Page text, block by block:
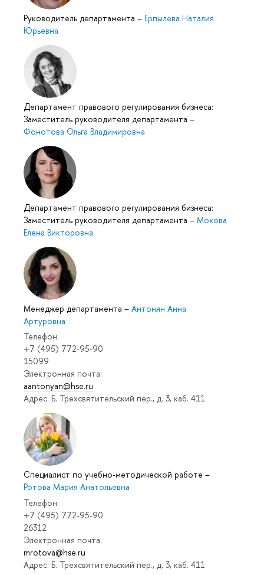
Руководитель департамента – Ерпылева Наталия
Юрьевна
Департамент правового регулирования бизнеса:
Заместитель руководителя департамента –
Фонотова Ольга Владимировна
Департамент правового регулирования бизнеса:
Заместитель руководителя департамента – Мохова
Елена Викторовна
Менеджер департамента – Антонян Анна
Артуровна
Телефон:
+7 (495) 772-95-90
15099
Электронная почта:
aantonyan@hse.ru
Адрес: Б. Трехсвятительский пер., д. 3, каб. 411
Специалист по учебно-методической работе –
Ротова Мария Анатольевна
Телефон:
+7 (495) 772-95-90
26312
Электронная почта:
mrotova@hse.ru
Адрес: Б. Трехсвятительский пер., д. 3, каб. 411